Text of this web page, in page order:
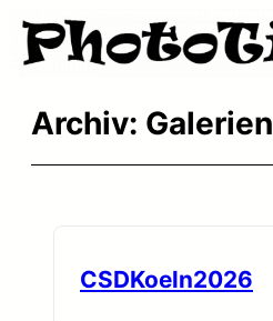
Zum
Inhalt
Archiv: Galerien
CSDKoeln2026